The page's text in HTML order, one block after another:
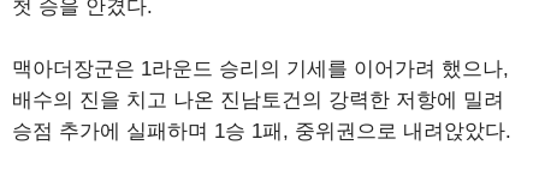
첫 승을 안겼다.
맥아더장군은 1라운드 승리의 기세를 이어가려 했으나,
배수의 진을 치고 나온 진남토건의 강력한 저항에 밀려
승점 추가에 실패하며 1승 1패, 중위권으로 내려앉았다.